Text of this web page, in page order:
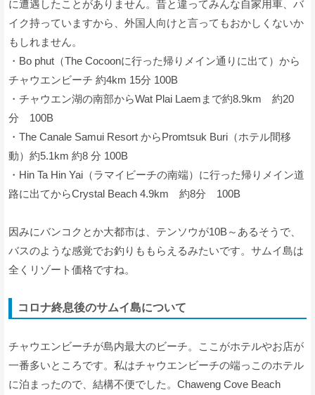
に遭遇したことがありません。昔と違ってみんな自家用車、バ
イク持っていますから、外国人向けと言ってもおかしくないか
もしれません。
・Bo phut（The Cocoonに行った帰りメイン通りに出て）から
チャウエンビーチ 約4km 15分 100B
・チャウエン湖の南部からWat Plai Laemまで約8.9km 約20
分 100B
・The Canale Samui Resort からPromtsuk Buri（ホテル間移
動）約5.1km 約8 分 100B
・Hin Ta Hin Yai（ラマイビーチの南端）に行った帰りメイン道
路に出てからCrystal Beach 4.9km 約8分 100B
因みにバンコクとか大都市は、テンソウが10B～あるそうで、
バスのような感覚でお釣りももらえるみたいです。サムイ島は
全くリゾート価格ですね。
コロナ終息後のサムイ島について
チャウエンビーチが島内最大のビーチ。ここがホテルやお店が
一番多いところです。私はチャウエンビーチの端っこのホテル
に泊まったので、結構不便でした。Chaweng Cove Beach